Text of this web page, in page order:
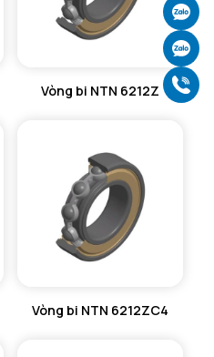
Vòng bi NTN 6212Z
Vòng bi NTN 6212ZC4